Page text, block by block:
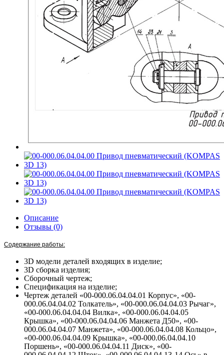
Описание
Отзывы (0)
Содержание работы:
3D модели деталей входящих в изделие;
3D сборка изделия;
Сборочный чертеж;
Спецификация на изделие;
Чертеж деталей «00-000.06.04.04.01 Корпус», «00-
000.06.04.04.02 Толкатель», «00-000.06.04.04.03 Рычаг»,
«00-000.06.04.04.04 Вилка», «00-000.06.04.04.05
Крышка», «00-000.06.04.04.06 Манжета Д50», «00-
000.06.04.04.07 Манжета», «00-000.06.04.04.08 Кольцо»,
«00-000.06.04.04.09 Крышка», «00-000.06.04.04.10
Поршень», «00-000.06.04.04.11 Диск», «00-